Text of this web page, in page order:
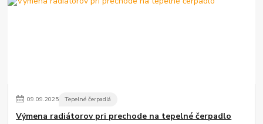
09.09.2025 Tepelné čerpadlá
Výmena radiátorov pri prechode na tepelné čerpadlo